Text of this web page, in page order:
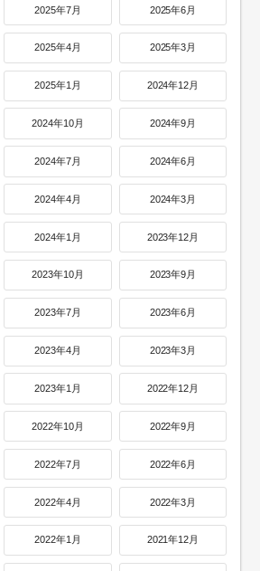
2025年7月 2025年6月
2025年4月 2025年3月
2025年1月 2024年12月
2024年10月 2024年9月
2024年7月 2024年6月
2024年4月 2024年3月
2024年1月 2023年12月
2023年10月 2023年9月
2023年7月 2023年6月
2023年4月 2023年3月
2023年1月 2022年12月
2022年10月 2022年9月
2022年7月 2022年6月
2022年4月 2022年3月
2022年1月 2021年12月